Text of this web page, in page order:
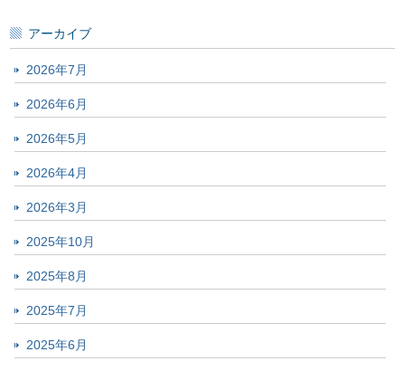
アーカイブ
2026年7月
2026年6月
2026年5月
2026年4月
2026年3月
2025年10月
2025年8月
2025年7月
2025年6月